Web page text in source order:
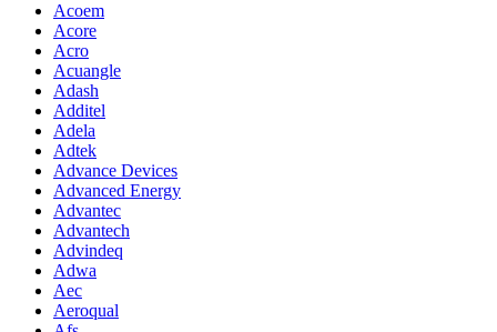
Acoem
Acore
Acro
Acuangle
Adash
Additel
Adela
Adtek
Advance Devices
Advanced Energy
Advantec
Advantech
Advindeq
Adwa
Aec
Aeroqual